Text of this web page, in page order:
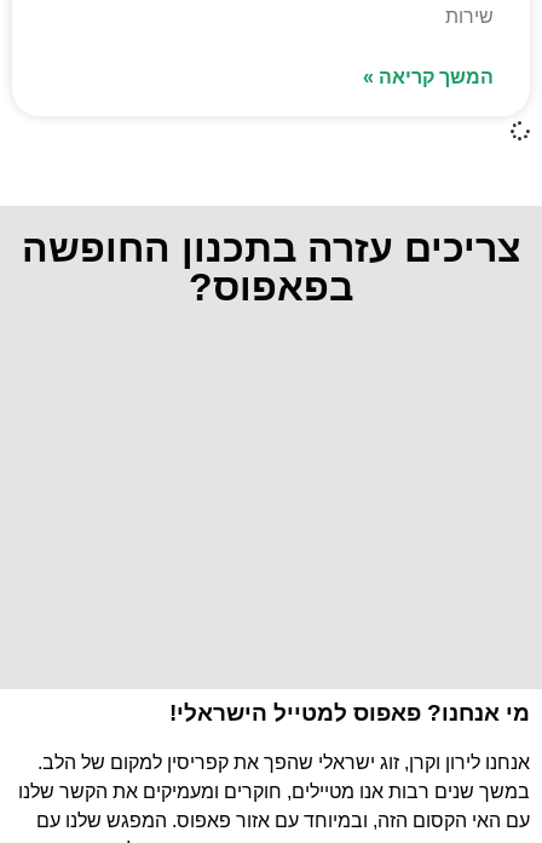
שירות
המשך קריאה »
צריכים עזרה בתכנון החופשה
בפאפוס?
מי אנחנו? פאפוס למטייל הישראלי!
אנחנו לירון וקרן, זוג ישראלי שהפך את קפריסין למקום של הלב.
במשך שנים רבות אנו מטיילים, חוקרים ומעמיקים את הקשר שלנו
עם האי הקסום הזה, ובמיוחד עם אזור פאפוס. המפגש שלנו עם